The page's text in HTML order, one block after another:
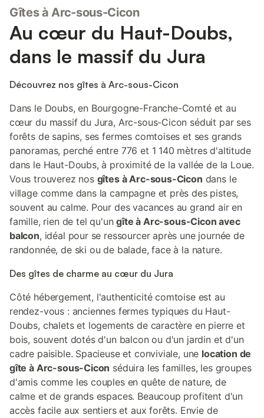
Morteau-Villers le Lac, 30kms du Lac Saint Point, 45 mns de
Neufchatel (Suisse) et 1h20 de Lausanne 4 superbes chambres
individuelles équipées ainsi: - 2 chambres avec lit de 140 - 2
chambres avec lit de 160, (une équipée d'un lit de 90, et la
seconde équipée de 2 lits gigognes de 90) Chaque chambre,
de bain, avec douche, toilettes, sèche serviette et sèche
d'accéder à notre bain à remous 6 places (type jacuzzi) avec
un supplément selon le nombre de pers (2 mini - 4 maxi) et la
durée de la séance: - 1 heure
Gîtes à Arc-sous-Cicon
Au cœur du Haut-Doubs,
dans le massif du Jura
Découvrez nos gîtes à Arc-sous-Cicon
Dans le Doubs, en Bourgogne-Franche-Comté et au
cœur du massif du Jura, Arc-sous-Cicon séduit par ses
forêts de sapins, ses fermes comtoises et ses grands
panoramas, perché entre 776 et 1 140 mètres d'altitude
dans le Haut-Doubs, à proximité de la vallée de la Loue.
Vous trouverez nos gîtes à Arc-sous-Cicon dans le
village comme dans la campagne et près des pistes,
souvent au calme. Pour des vacances au grand air en
famille, rien de tel qu'ungîte à Arc-sous-Cicon avec
balcon, idéal pour se ressourcer après une journée de
randonnée, de ski ou de balade, face à la nature.
Des gîtes de charme au cœur du Jura
Côté hébergement, l'authenticité comtoise est au
rendez-vous : anciennes fermes typiques du Haut-
Doubs, chalets et logements de caractère en pierre et
bois, souvent dotés d'un balcon ou d'un jardin et d'un
cadre paisible. Spacieuse et conviviale, une location de
gîte à Arc-sous-Cicon séduira les familles, les groupes
d'amis comme les couples en quête de nature, de
calme et de grands espaces. Beaucoup profitent d'un
accès facile aux sentiers et aux forêts. Envie de